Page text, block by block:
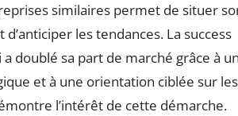
similaires permet de situer
les tendances. La success
doublé sa part de marché grâce à
et à une orientation ciblée sur les
l’intérêt de cette démarche.